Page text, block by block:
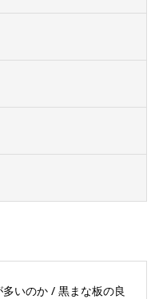
いのか / 黒まな板の良